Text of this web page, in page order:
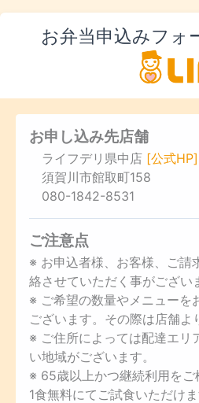
お弁当申込みフォ
お申し込み先店舗
ライフデリ県中店 [公式HP]
須賀川市館取町158
080-1842-8531
ご注意点
※ お申込者様、お客様、ご請
絡させていただく事がござい
※ ご希望の数量やメニューを
ございます。その際は店舗よ
※ ご住所によっては配達エリ
い地域がございます。
※ 65歳以上かつ継続利用を
1食無料にてご試食いただけま